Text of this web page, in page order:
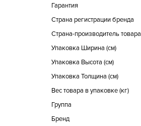
Гарантия
Страна регистрации бренда
Страна-производитель товара
Упаковка Ширина (см)
Упаковка Высота (см)
Упаковка Толщина (см)
Вес товара в упаковке (кг)
Группа
Бренд